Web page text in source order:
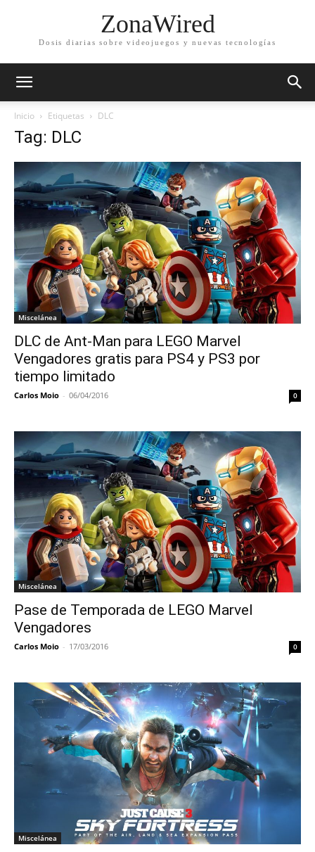
ZonaWired
Dosis diarias sobre videojuegos y nuevas tecnologías
Inicio Etiquetas DLC
Tag: DLC
Miscelánea
DLC de Ant-Man para LEGO Marvel
Vengadores gratis para PS4 y PS3 por
tiempo limitado
Carlos Moio - 06/04/2016 0
Miscelánea
Pase de Temporada de LEGO Marvel
Vengadores
Carlos Moio - 17/03/2016 0
Miscelánea